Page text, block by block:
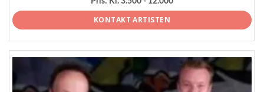
KONTAKT ARTISTEN